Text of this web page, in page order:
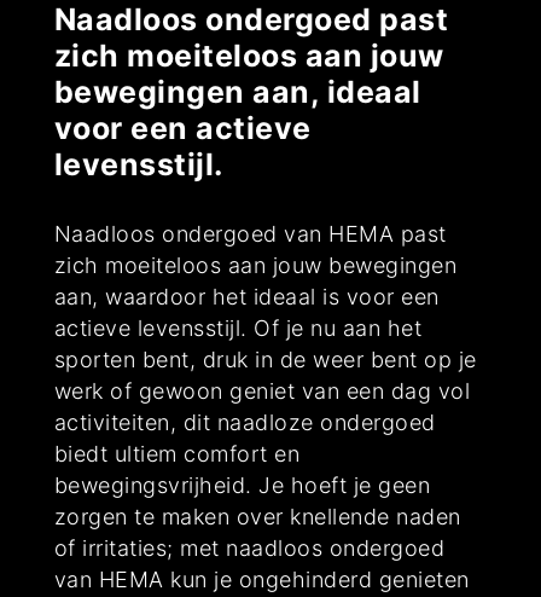
Naadloos ondergoed past
zich moeiteloos aan jouw
bewegingen aan, ideaal
voor een actieve
levensstijl.
Naadloos ondergoed van HEMA past
zich moeiteloos aan jouw bewegingen
aan, waardoor het ideaal is voor een
actieve levensstijl. Of je nu aan het
sporten bent, druk in de weer bent op je
werk of gewoon geniet van een dag vol
activiteiten, dit naadloze ondergoed
biedt ultiem comfort en
bewegingsvrijheid. Je hoeft je geen
zorgen te maken over knellende naden
of irritaties; met naadloos ondergoed
van HEMA kun je ongehinderd genieten